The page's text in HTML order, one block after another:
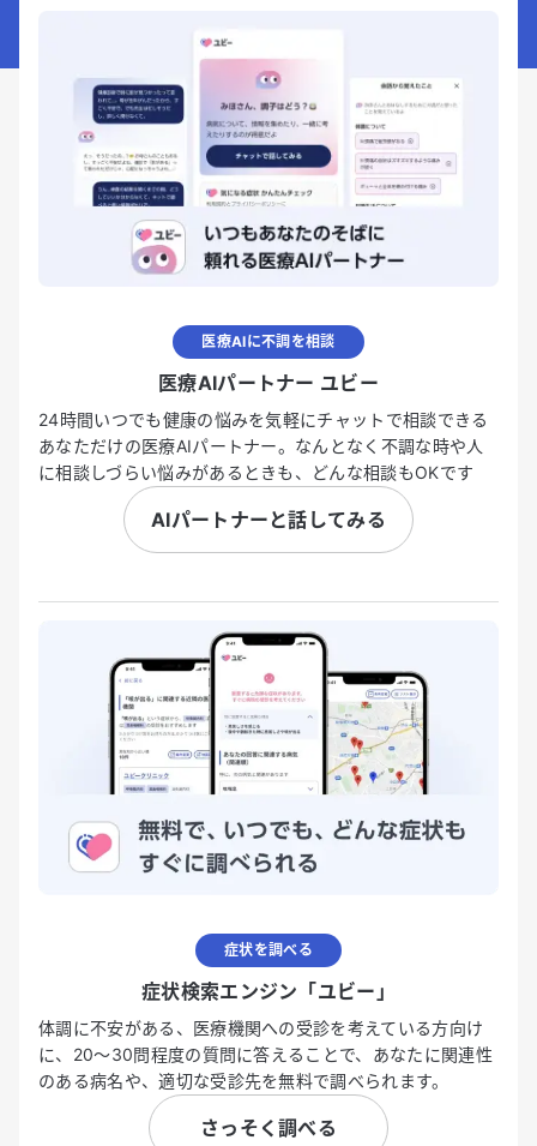
医療AIに不調を相談
医療AIパートナー ユビー
24時間いつでも健康の悩みを気軽にチャットで相談できる
あなただけの医療AIパートナー。なんとなく不調な時や人
に相談しづらい悩みがあるときも、どんな相談もOKです
AIパートナーと話してみる
症状を調べる
症状検索エンジン「ユビー」
体調に不安がある、医療機関への受診を考えている方向け
に、20〜30問程度の質問に答えることで、あなたに関連性
のある病名や、適切な受診先を無料で調べられます。
さっそく調べる